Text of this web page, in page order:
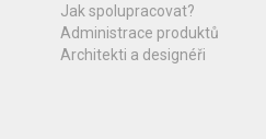
Jak spolupracovat?
Administrace produktů
Architekti a designéři